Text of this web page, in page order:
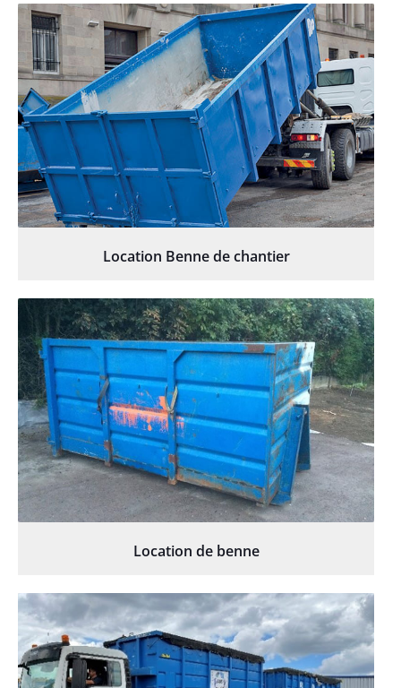
Location Benne de chantier
Location de benne